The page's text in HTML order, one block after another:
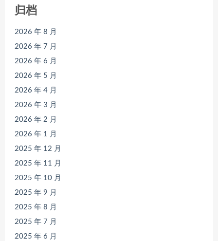
归档
2026 年 8 月
2026 年 7 月
2026 年 6 月
2026 年 5 月
2026 年 4 月
2026 年 3 月
2026 年 2 月
2026 年 1 月
2025 年 12 月
2025 年 11 月
2025 年 10 月
2025 年 9 月
2025 年 8 月
2025 年 7 月
2025 年 6 月